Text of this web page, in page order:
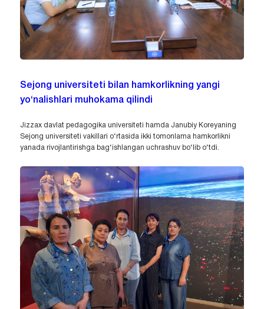
Sejong universiteti bilan hamkorlikning yangi
yo‘nalishlari muhokama qilindi
Jizzax davlat pedagogika universiteti hamda Janubiy Koreyaning
Sejong universiteti vakillari o‘rtasida ikki tomonlama hamkorlikni
yanada rivojlantirishga bag‘ishlangan uchrashuv bo‘lib o‘tdi.